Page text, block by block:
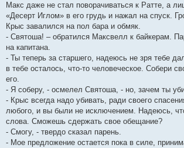
Макс даже не стал поворачиваться к Ратте, а
«Десерт Иглом» в его грудь и нажал на спуск.
Крыс завалился на пол бара и обмяк.
- Святоша! – обратился Максвелл к байкерам.
на капитана.
- Ты теперь за старшего, надеюсь не зря тебе
в тебе осталось, что-то человеческое. Собери
его.
- Я соберу, - осмелел Святоша, - но, зачем ты
- Крыс всегда надо убивать, ради своего
любого, и вы были не исключением. Надеюсь,
слова. Сможешь сдержать свое обещание?
- Смогу, - твердо сказал парень.
- Мое предложение остается пока в силе,